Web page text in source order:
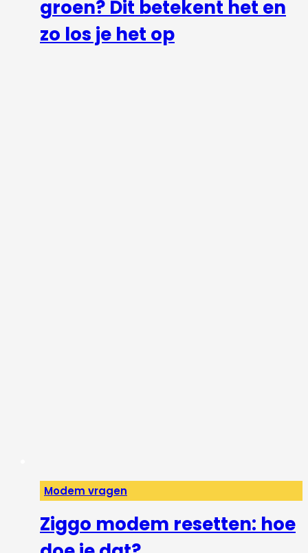
groen? Dit betekent het en
zo los je het op
Modem vragen
Ziggo modem resetten: hoe